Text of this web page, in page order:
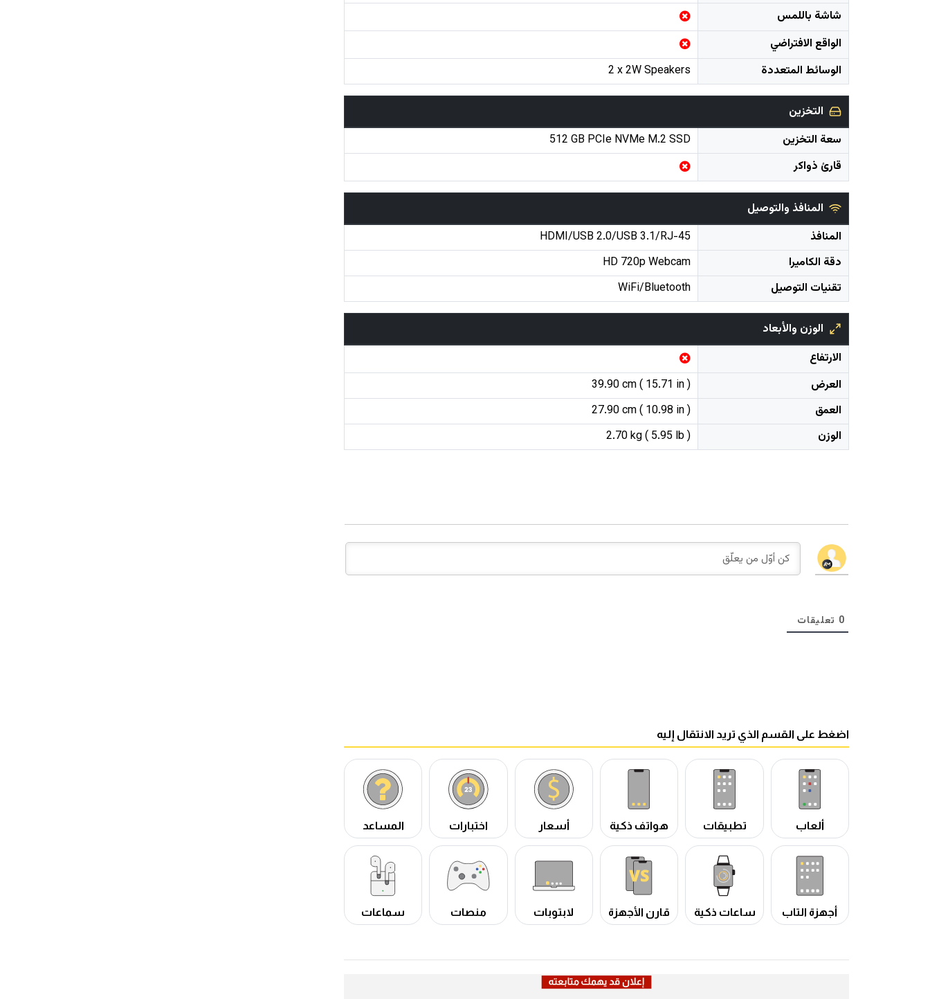
شاشة باللمس
الواقع الافتراضي
الوسائط المتعددة
2 x 2W Speakers
التخزين
سعة التخزين
512 GB PCIe NVMe M.2 SSD
قارئ ذواكر
المنافذ والتوصيل
المنافذ
HDMI/USB 2.0/USB 3.1/RJ-45
دقة الكاميرا
HD 720p Webcam
تقنيات التوصيل
WiFi/Bluetooth
الوزن والأبعاد
الارتفاع
العرض
39.90 cm ( 15.71 in )
العمق
27.90 cm ( 10.98 in )
الوزن
2.70 kg ( 5.95 lb )
0 تعليقات
اضغط على القسم الذي تريد الانتقال إليه
ألعاب تطبيقات هواتف ذكية أسعار اختبارات المساعد
أجهزة التاب ساعات ذكية قارن الأجهزة لابتوبات منصات سماعات